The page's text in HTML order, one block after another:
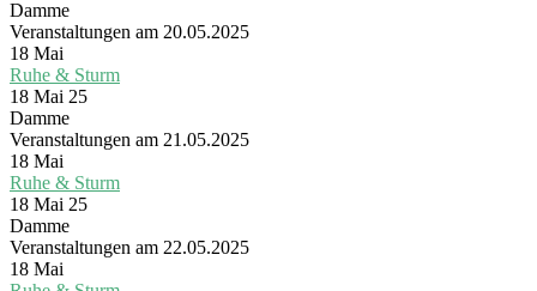
Damme
Veranstaltungen am 20.05.2025
18 Mai
Ruhe & Sturm
18 Mai 25
Damme
Veranstaltungen am 21.05.2025
18 Mai
Ruhe & Sturm
18 Mai 25
Damme
Veranstaltungen am 22.05.2025
18 Mai